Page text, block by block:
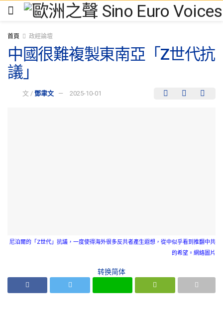
首頁 政經論壇
中國很難複製東南亞「Z世代抗
議」
文 / 鄧聿文 2025-10-01
尼泊爾的「Z世代」抗議，一度使得海外很多反共者產生遐想，從中似乎看到推翻中共
的希望。網絡圖片
转换简体